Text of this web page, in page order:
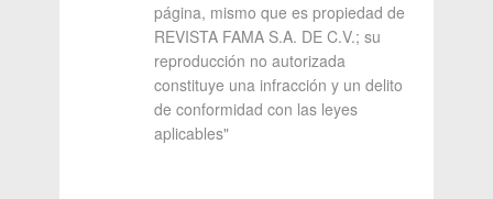
página, mismo que es propiedad de
REVISTA FAMA S.A. DE C.V.; su
reproducción no autorizada
constituye una infracción y un delito
de conformidad con las leyes
aplicables"